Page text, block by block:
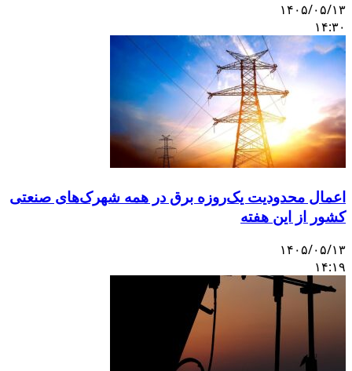
۱۴۰۵/۰۵/۱۳
۱۴:۳۰
اعمال محدودیت یک‌روزه برق در همه شهرک‌های صنعتی
کشور از این هفته
۱۴۰۵/۰۵/۱۳
۱۴:۱۹